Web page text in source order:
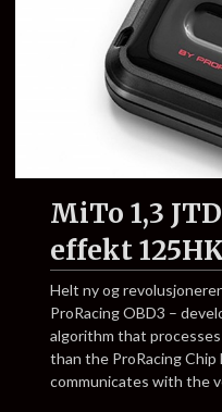
MiTo 1,3
effekt
Helt ny og
ProRacing OBD3 –
algorithm that
than the ProRacing
communicates with the